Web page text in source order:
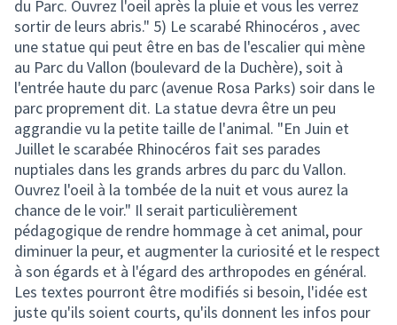
du Parc. Ouvrez l'oeil après la pluie et vous les verrez
sortir de leurs abris." 5) Le scarabé Rhinocéros , avec
une statue qui peut être en bas de l'escalier qui mène
au Parc du Vallon (boulevard de la Duchère), soit à
l'entrée haute du parc (avenue Rosa Parks) soir dans le
parc proprement dit. La statue devra être un peu
aggrandie vu la petite taille de l'animal. "En Juin et
Juillet le scarabée Rhinocéros fait ses parades
nuptiales dans les grands arbres du parc du Vallon.
Ouvrez l'oeil à la tombée de la nuit et vous aurez la
chance de le voir." Il serait particulièrement
pédagogique de rendre hommage à cet animal, pour
diminuer la peur, et augmenter la curiosité et le respect
à son égards et à l'égard des arthropodes en général.
Les textes pourront être modifiés si besoin, l'idée est
juste qu'ils soient courts, qu'ils donnent les infos pour